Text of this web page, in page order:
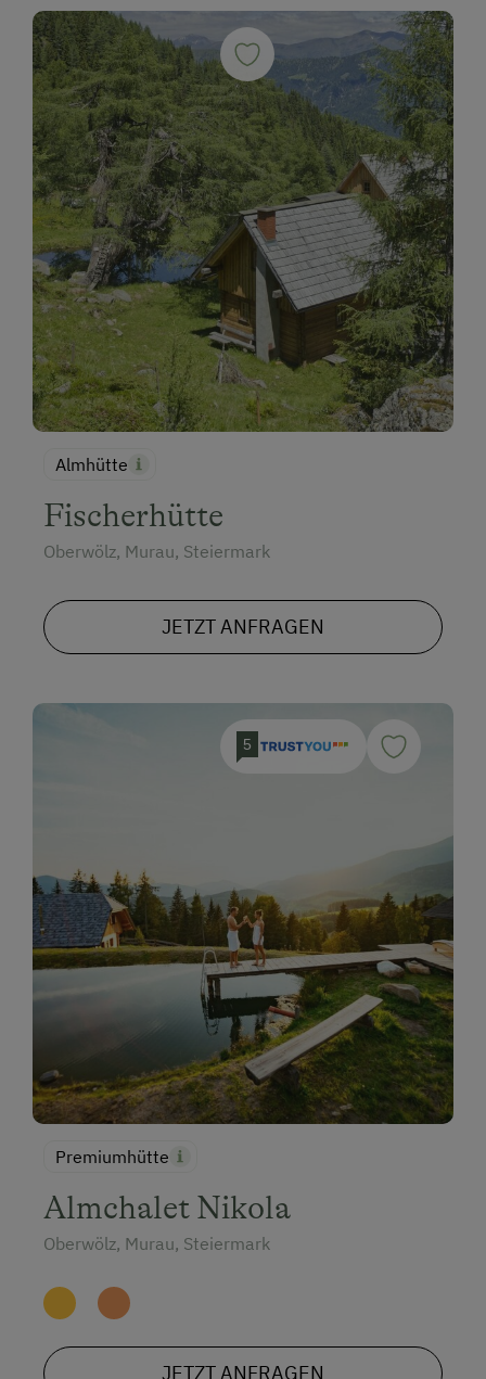
Almhütte
Fischerhütte
Oberwölz, Murau, Steiermark
JETZT ANFRAGEN
5
Premiumhütte
Almchalet Nikola
Oberwölz, Murau, Steiermark
JETZT ANFRAGEN